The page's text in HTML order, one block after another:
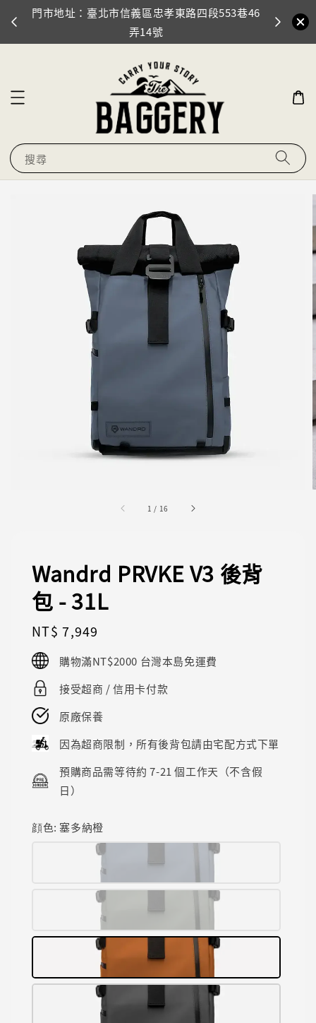
【新註冊會員】全店滿$3000 再折$300
預購
搜尋
1 / 16
Wandrd PRVKE V3 後背
包 - 31L
Regular
price
NT$ 7,949
購物滿NT$2000 台灣本島免運費
接受超商 / 信用卡付款
原廠保養
因為超商限制，所有後背包請由宅配方式下單
預購商品需等待約 7-21 個工作天（不含假
日）
顔色: 塞多納橙